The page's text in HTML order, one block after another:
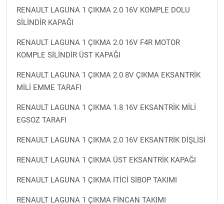
RENAULT LAGUNA 1 ÇIKMA 2.0 16V KOMPLE DOLU
SİLİNDİR KAPAĞI
RENAULT LAGUNA 1 ÇIKMA 2.0 16V F4R MOTOR
KOMPLE SİLİNDİR ÜST KAPAĞI
RENAULT LAGUNA 1 ÇIKMA 2.0 8V ÇIKMA EKSANTRİK
MİLİ EMME TARAFI
RENAULT LAGUNA 1 ÇIKMA 1.8 16V EKSANTRİK MİLİ
EGSOZ TARAFI
RENAULT LAGUNA 1 ÇIKMA 2.0 16V EKSANTRİK DİŞLİSİ
RENAULT LAGUNA 1 ÇIKMA ÜST EKSANTRİK KAPAĞI
RENAULT LAGUNA 1 ÇIKMA İTİCİ SİBOP TAKIMI
RENAULT LAGUNA 1 ÇIKMA FİNCAN TAKIMI